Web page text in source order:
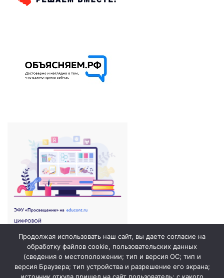
Продолжая использовать наш сайт, вы даете согласие на
обработку файлов cookie, пользовательских данных
(сведения о местоположении; тип и версия ОС; тип и
версия Браузера; тип устройства и разрешение его экрана;